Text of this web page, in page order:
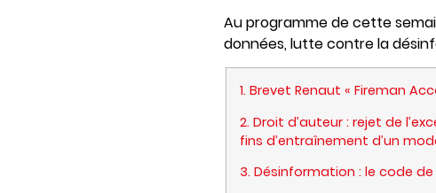
Au programme de cette
données, lutte contre la
1. Brevet Renaut « Fireman
2. Droit d’auteur : rejet de
fins d’entraînement d’un
3. Désinformation : le code